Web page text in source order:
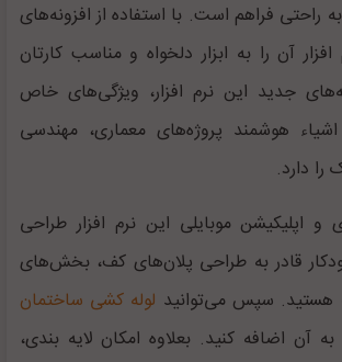
راحتی فراهم است. با استفاده از افزونه‌های
آن را به ابزار دلخواه و مناسب کارتان
جدید این نرم افزار، ویژگی‌های خاص
هوشمند پروژه‌های معماری، مهندسی
را دارد.
و اپلیکیشن موبایلی این نرم افزار طراحی
قادر به طراحی پلان‌های کف، بخش‌های
هستید. سپس می‌توانید لوله کشی ساختمان
آن اضافه کنید. بعلاوه امکان لایه بندی،